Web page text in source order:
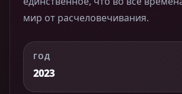
мир от расчеловечивания.
ГОД
2023